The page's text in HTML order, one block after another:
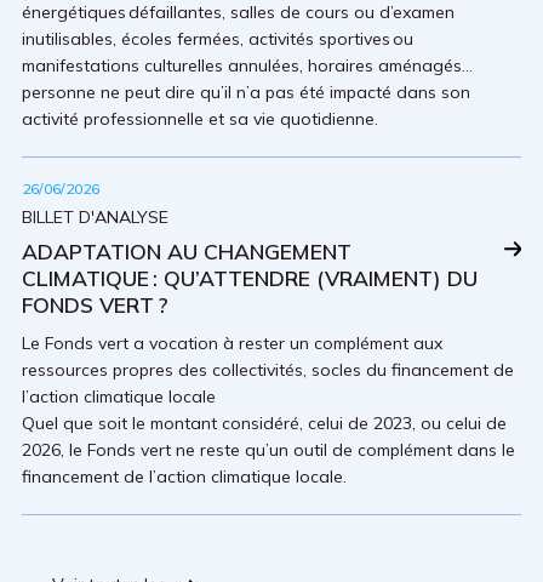
énergétiques défaillantes, salles de cours ou d’examen
inutilisables, écoles fermées, activités sportives ou
manifestations culturelles annulées, horaires aménagés…
personne ne peut dire qu’il n’a pas été impacté dans son
activité professionnelle et sa vie quotidienne.
26/06/2026
BILLET D'ANALYSE
ADAPTATION AU CHANGEMENT
CLIMATIQUE : QU’ATTENDRE (VRAIMENT) DU
FONDS VERT ?
Le Fonds vert a vocation à rester un complément aux
ressources propres des collectivités, socles du financement de
l’action climatique locale
Quel que soit le montant considéré, celui de 2023, ou celui de
2026, le Fonds vert ne reste qu’un outil de complément dans le
financement de l’action climatique locale.